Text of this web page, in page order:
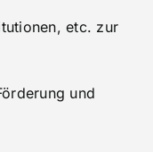
etc. zur
und